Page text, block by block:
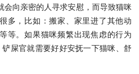
会向亲密的人寻求安慰，而导致猫咪
多，比如：搬家、家里进了其他动
等。如果猫咪频繁出现焦虑的行为
屎官就需要好好安抚一下猫咪、舒